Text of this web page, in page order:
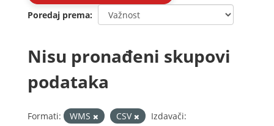
Poredaj prema
Nisu pronađeni skupovi
podataka
Formati: WMS CSV
Izdavači: